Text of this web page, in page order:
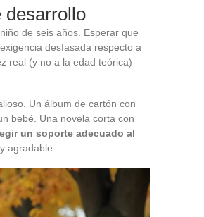
desarrollo
de seis años. Esperar que
desfasada respecto a
real (y no a la edad teórica)
Un álbum de cartón con
bebé. Una novela corta con
un soporte adecuado al
agradable.